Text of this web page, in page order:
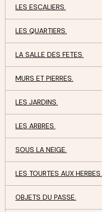
LES ESCALIERS.
LES QUARTIERS.
LA SALLE DES FETES.
MURS ET PIERRES.
LES JARDINS.
LES ARBRES.
SOUS LA NEIGE.
LES TOURTES AUX HERBES.
OBJETS DU PASSE.